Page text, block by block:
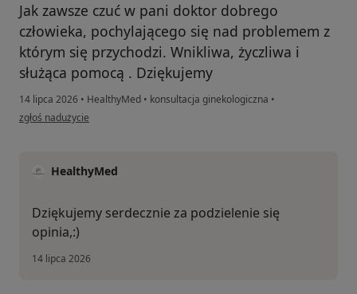
Jak zawsze czuć w pani doktor dobrego
człowieka, pochylającego się nad problemem z
którym się przychodzi. Wnikliwa, życzliwa i
służąca pomocą . Dziękujemy
14 lipca 2026 • HealthyMed • konsultacja ginekologiczna •
w opinii użytkownika MP
zgłoś nadużycie
HealthyMed
Dziękujemy serdecznie za podzielenie się
opinia,:)
14 lipca 2026